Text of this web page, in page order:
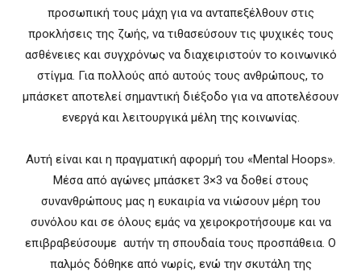
προσωπική τους μάχη για να ανταπεξέλθουν στις
προκλήσεις της ζωής, να τιθασεύσουν τις ψυχικές τους
ασθένειες και συγχρόνως να διαχειριστούν το κοινωνικό
στίγμα. Για πολλούς από αυτούς τους ανθρώπους, το
μπάσκετ αποτελεί σημαντική διέξοδο για να αποτελέσουν
ενεργά και λειτουργικά μέλη της κοινωνίας.
Αυτή είναι και η πραγματική αφορμή του «Mental Hoops».
Μέσα από αγώνες μπάσκετ 3×3 να δοθεί στους
συνανθρώπους μας η ευκαιρία να νιώσουν μέρη του
συνόλου και σε όλους εμάς να χειροκροτήσουμε και να
επιβραβεύσουμε αυτήν τη σπουδαία τους προσπάθεια. Ο
παλμός δόθηκε από νωρίς, ενώ την σκυτάλη της